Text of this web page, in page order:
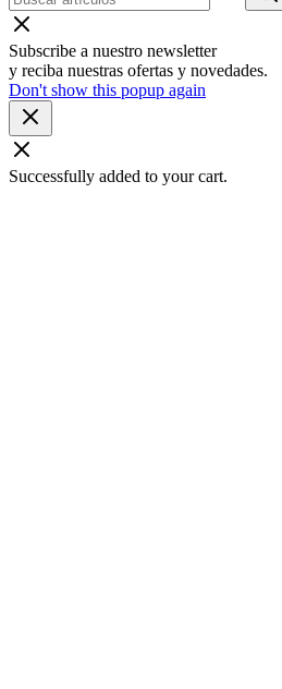
Subscribe a nuestro newsletter
y reciba nuestras ofertas y novedades.
Don't show this popup again
Successfully added to your cart.